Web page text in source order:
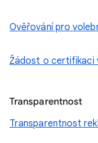
Ověřování pro
Žádost o certifikaci
Transparentnost
Transparentnost